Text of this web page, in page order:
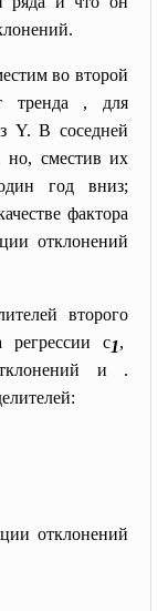
во второй
тренда , для
Y. В соседней
но, сместив их
год вниз;
фактора
отклонений
второго
регрессии с1,
и .
отклонений